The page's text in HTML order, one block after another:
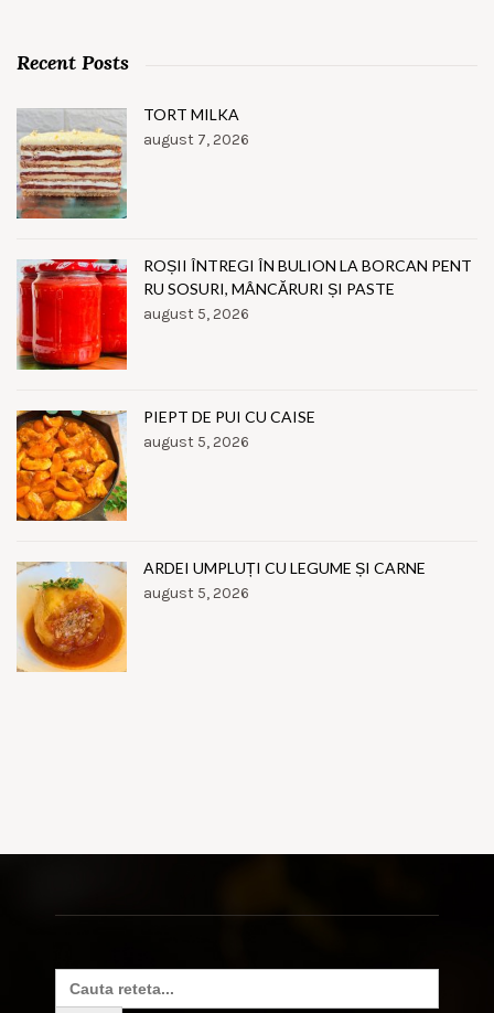
Recent Posts
TORT MILKA
august 7, 2026
ROȘII ÎNTREGI ÎN BULION LA BORCAN PENT
RU SOSURI, MÂNCĂRURI ȘI PASTE
august 5, 2026
PIEPT DE PUI CU CAISE
august 5, 2026
ARDEI UMPLUȚI CU LEGUME ȘI CARNE
august 5, 2026
Search
for: